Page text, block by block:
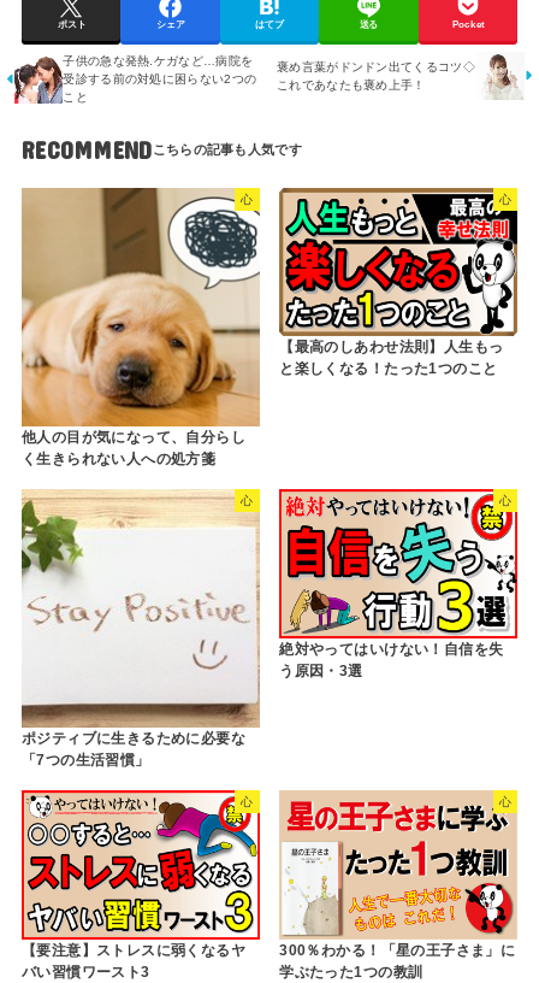
ポスト シェア はてブ 送る Pocket
子供の急な発熱.ケガなど…病院を
受診する前の対処に困らない2つの
こと
褒め言葉がドンドン出てくるコツ◇
これであなたも褒め上手！
RECOMMEND
心
他人の目が気になって、自分らし
く生きられない人への処方箋
心
【最高のしあわせ法則】人生もっ
と楽しくなる！たった1つのこと
心
ポジティブに生きるために必要な
「7つの生活習慣」
心
絶対やってはいけない！自信を失
う原因・3選
心
【要注意】ストレスに弱くなるヤ
バい習慣ワースト3
心
300％わかる！「星の王子さま」に
学ぶたった1つの教訓